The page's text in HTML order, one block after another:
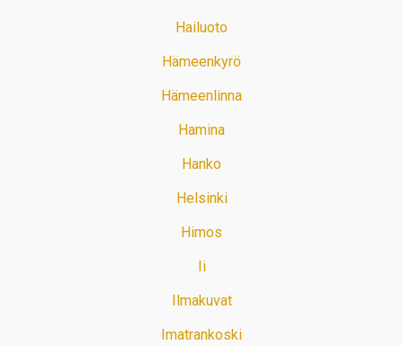
Hailuoto
Hämeenkyrö
Hämeenlinna
Hamina
Hanko
Helsinki
Himos
Ii
Ilmakuvat
Imatrankoski